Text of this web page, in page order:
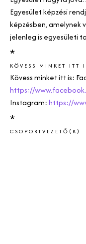
Egyesület képzési
képzésben, amelynek
jelenleg is egyesületi
*
KÖVESS MINKET ITT
Kövess minket itt is:
https://
Instagram:https://
*
CSOPORTVEZETŐ(K)